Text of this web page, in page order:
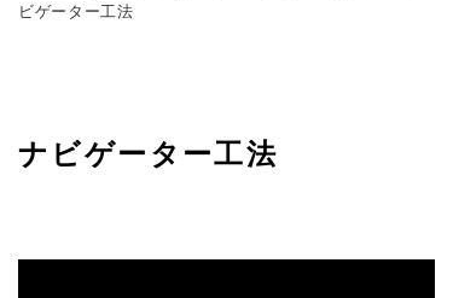
ビゲーター工法
ナビゲーター工法